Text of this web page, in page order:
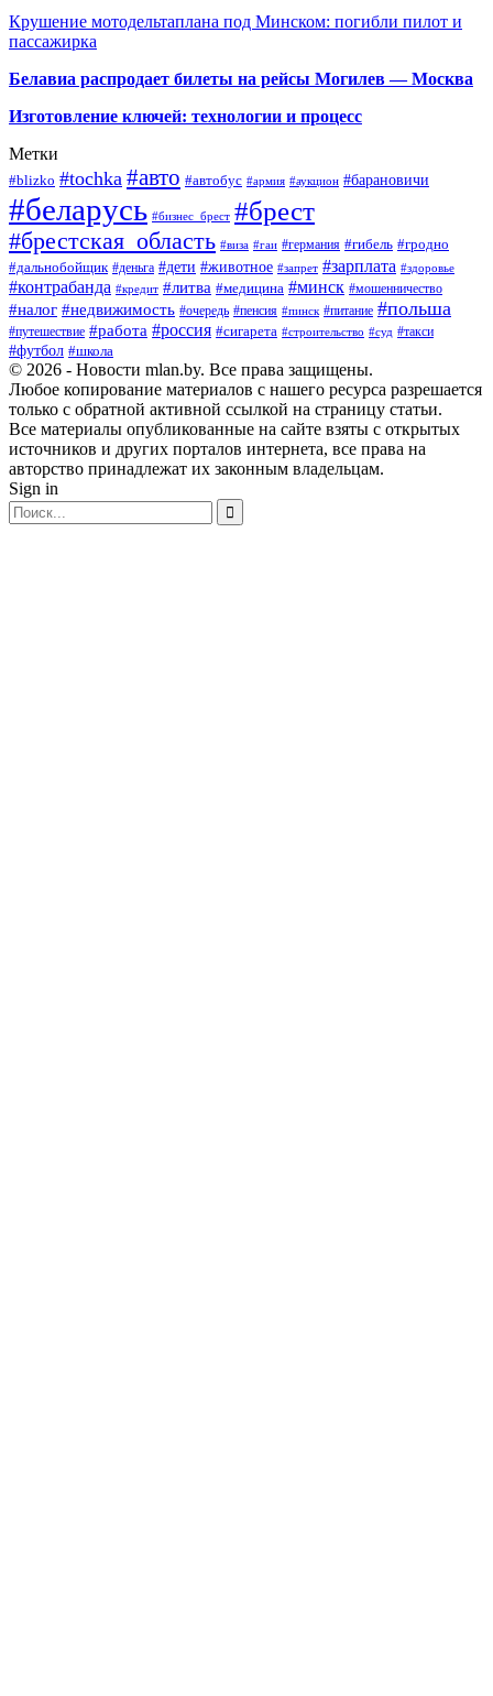
Крушение мотодельтаплана под Минском: погибли пилот и
пассажирка
Белавиа распродает билеты на рейсы Могилев — Москва
Изготовление ключей: технологии и процесс
Метки
#blizko #tochka #авто #автобус #армия #аукцион #барановичи
#беларусь #бизнес_брест #брест
#брестская_область #виза #гаи #германия #гибель #гродно
#дальнобойщик #деньга #дети #животное #запрет #зарплата #здоровье
#контрабанда #кредит #литва #медицина #минск #мошенничество
#налог #недвижимость #очередь #пенсия #пинск #питание #польша
#путешествие #работа #россия #сигарета #строительство #суд #такси
#футбол #школа
© 2026 - Новости mlan.by. Все права защищены.
Любое копирование материалов с нашего ресурса разрешается
только с обратной активной ссылкой на страницу статьи.
Все материалы опубликованные на сайте взяты с открытых
источников и других порталов интернета, все права на
авторство принадлежат их законным владельцам.
Sign in